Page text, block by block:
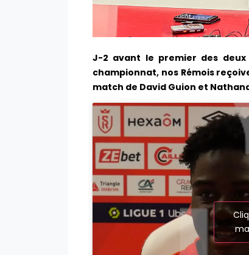
J-2 avant le premier des
championnat, nos Rémois
match de David Guion et